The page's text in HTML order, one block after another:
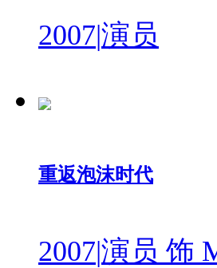
2007|演员
重返泡沫时代
2007|演员 饰